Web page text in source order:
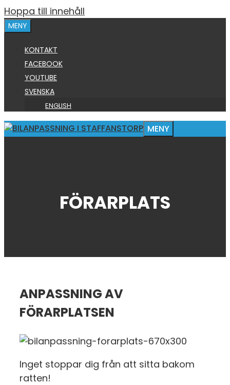
Hoppa till innehåll
MENY
KONTAKT
FACEBOOK
YOUTUBE
SVENSKA
ENGLISH
MENY
FÖRARPLATS
ANPASSNING AV
FÖRARPLATSEN
Inget stoppar dig från att sitta bakom
ratten!